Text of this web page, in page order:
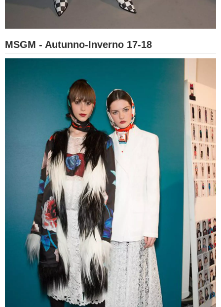
MSGM - Autunno-Inverno 17-18